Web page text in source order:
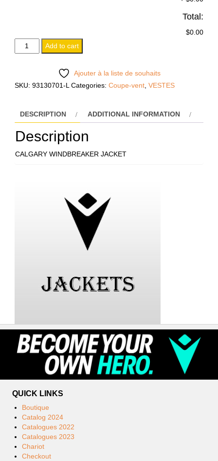
Total:
$0.00
VESTE
COUPE-
Add to cart
Ajouter à la liste de souhaits
SKU: 93130701-L Categories: Coupe-vent VESTES
DESCRIPTION ADDITIONAL INFORMATION
Description
CALGARY WINDBREAKER JACKET
QUICK LINKS
Boutique
Catalog 2024
Catalogues 2022
Catalogues 2023
Chariot
Checkout